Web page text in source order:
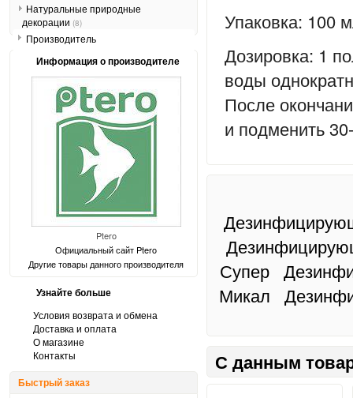
Упаковка: 100
Дозировка: 1
воды
После
и подменить
Супер
Микал
С данным
Натуральные природные
декорации (8)
Производитель
Информация о производителе
Ptero
Официальный сайт Ptero
Другие товары данного производителя
Узнайте больше
Условия возврата и обмена
Доставка и оплата
О магазине
Контакты
Быстрый заказ